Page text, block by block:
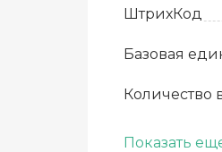
ШтрихКод
Базовая
Количество
Срок
Показать